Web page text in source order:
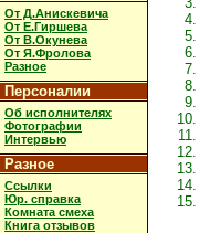
От Д.Анискевича
От Е.Гиршева
От В.Окунева
От Я.Фролова
Разное
Персоналии
Об исполнителях
Фотографии
Интервью
Разное
Ссылки
Юр. справка
Комната смеха
Книга отзывов